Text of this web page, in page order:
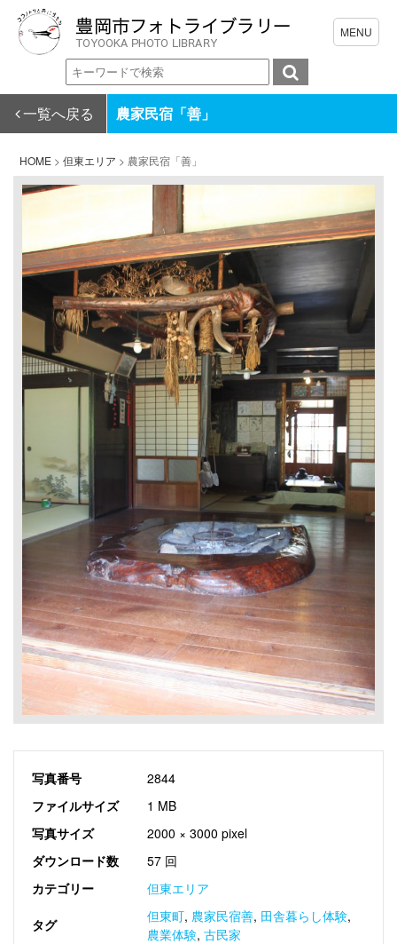
一覧へ戻る 農家民宿「善」
HOME > 但東エリア > 農家民宿「善」
写真番号
2844
ファイルサイズ
1 MB
写真サイズ
2000 × 3000 pixel
ダウンロード数
57 回
カテゴリー
但東エリア
タグ 但東町, 農家民宿善, 田舎暮らし体験,
農業体験, 古民家